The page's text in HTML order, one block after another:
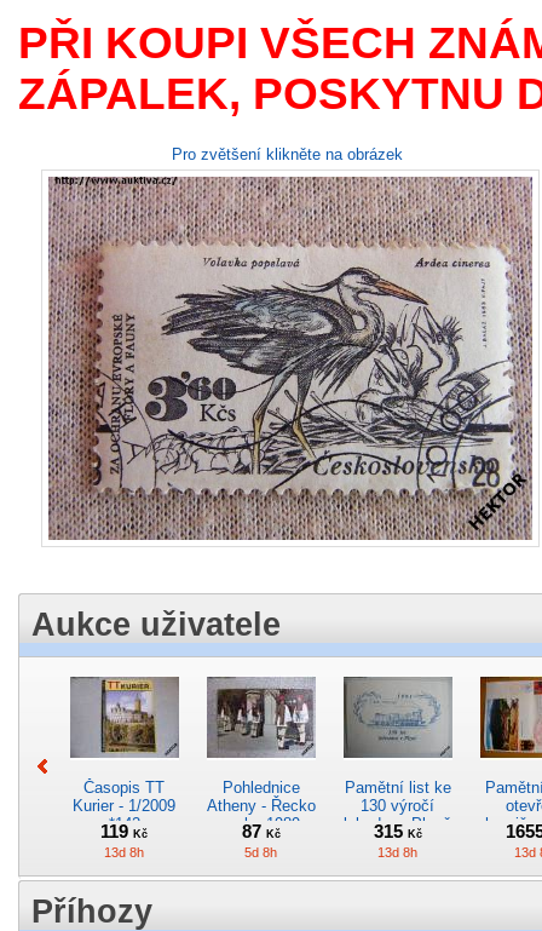
PŘI KOUPI VŠECH
ZÁPALEK, POSKYTNU
Pro zvětšení klikněte na obrázek
Aukce uživatele
Časopis TT
Kurier - 1/2009
*142
119Kč
13d 8h
Pohlednice
Atheny - Řecko
z roku 1989.
Nová nepoužitá
*5019
87 Kč
5d 8h
Pamětní list ke
130 výročí
lokodepa Plzeň
*2963
315 Kč
13d 8h 13d
Příhozy